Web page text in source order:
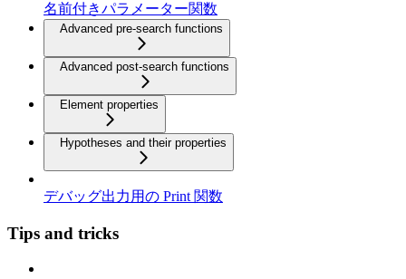
名前付きパラメーター関数
Advanced pre-search functions
Advanced post-search functions
Element properties
Hypotheses and their properties
デバッグ出力用の Print 関数
Tips and tricks